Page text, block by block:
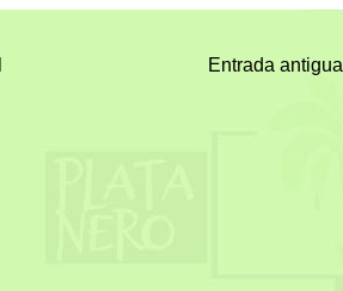
Entrada antigua